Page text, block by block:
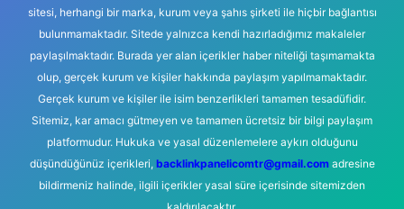
sitesi, herhangi bir marka, kurum veya şahıs şirketi ile hiçbir bağlantısı
bulunmamaktadır. Sitede yalnızca kendi hazırladığımız makaleler
paylaşılmaktadır. Burada yer alan içerikler haber niteliği taşımamakta
olup, gerçek kurum ve kişiler hakkında paylaşım yapılmamaktadır.
Gerçek kurum ve kişiler ile isim benzerlikleri tamamen tesadüfidir.
Sitemiz, kar amacı gütmeyen ve tamamen ücretsiz bir bilgi paylaşım
platformudur. Hukuka ve yasal düzenlemelere aykırı olduğunu
düşündüğünüz içerikleri, backlinkpanelicomtr@gmail.comadresine
bildirmeniz halinde, ilgili içerikler yasal süre içerisinde sitemizden